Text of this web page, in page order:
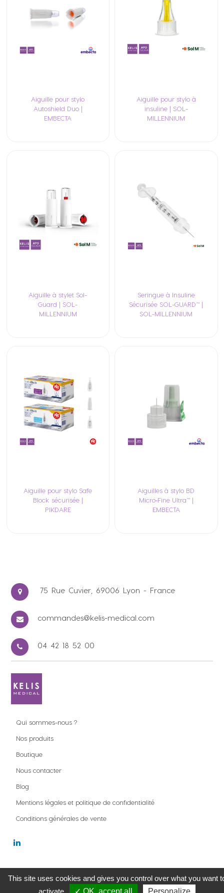
Aiguille pour stylo
Autoshield Duo |
EMBECTA
Aiguille pour stylo à
insuline | SOL-
MILLENNIUM
Aiguille à stylet Sol-
Guard | SOL-
MILLENNIUM
Seringue à Insuline
Sécurisée SOL-GUARD™ |
SOL-MILLENNIUM
Aiguille pour stylo Safe
Block sécurisée |
PIKDARE
Aiguilles à stylo BD
Micro‑Fine Ultra™ |
EMBECTA
75 Rue Cuvier, 69006 Lyon - France
commandes@kelis-medical.com
04 42 18 52 00
Qui sommes-nous ?
Nos produits
Boutique
Nous contacter
Blog
Mentions légales et politique de confidentialité
Conditions générales de vente
This site uses cookies and gives you control over what you want
activate
✓ OK, accept all Personalize